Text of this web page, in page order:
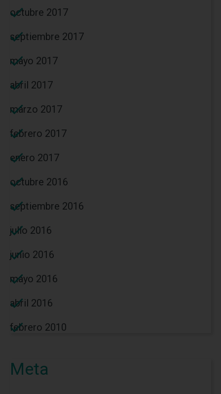
octubre 2017
septiembre 2017
mayo 2017
abril 2017
marzo 2017
febrero 2017
enero 2017
octubre 2016
septiembre 2016
julio 2016
junio 2016
mayo 2016
abril 2016
febrero 2010
Meta